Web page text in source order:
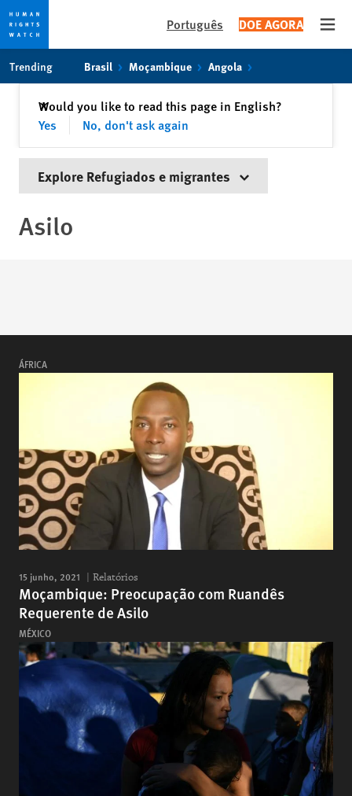
content
Português DOE AGORA
Trending Brasil Moçambique Angola
Would you like to read this page in English?
Yes
No, don't ask again
✕Fechar
Explore Refugiados e migrantes
Asilo
ÁFRICA
15 junho, 2021 Relatórios
Moçambique: Preocupação com Ruandês
Requerente de Asilo
MÉXICO